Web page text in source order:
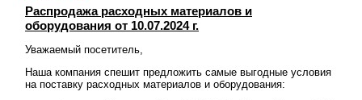
Распродажа расходных материалов и
оборудования от 10.07.2024 г.
Уважаемый посетитель,
Наша компания спешит предложить самые выгодные условия
на поставку расходных материалов и оборудования: